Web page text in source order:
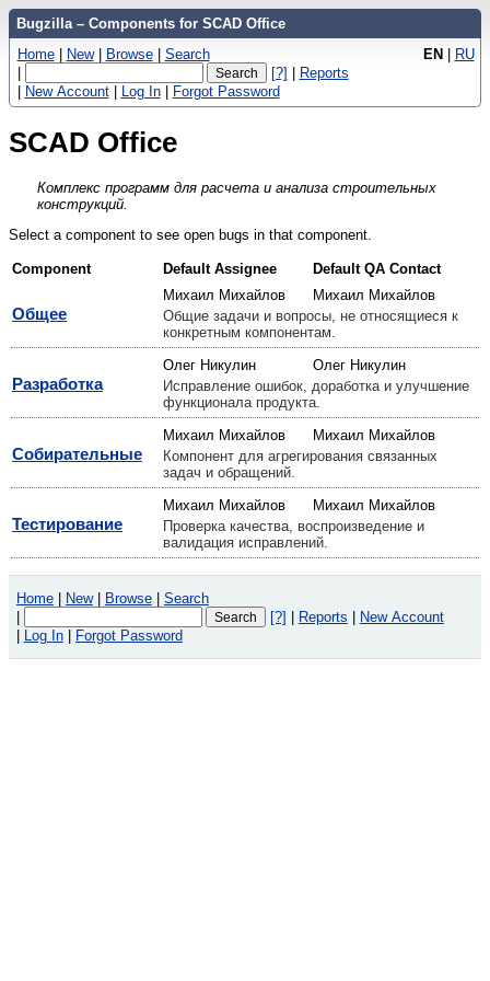
Bugzilla – Components for SCAD Office
EN | RU
Home | New | Browse | Search
|
[?] | Reports
| New Account | Log In | Forgot Password
SCAD Office
Комплекс программ для расчета и анализа строительных
конструкций.
Select a component to see open bugs in that component.
Component Default Assignee Default QA Contact
Общее
Михаил Михайлов
Михаил Михайлов
Общие задачи и вопросы, не относящиеся к
конкретным компонентам.
Разработка
Олег Никулин
Олег Никулин
Исправление ошибок, доработка и улучшение
функционала продукта.
Собирательные
Михаил Михайлов
Михаил Михайлов
Компонент для агрегирования связанных
задач и обращений.
Тестирование
Михаил Михайлов
Михаил Михайлов
Проверка качества, воспроизведение и
валидация исправлений.
Home New Browse
Search
[?] Reports
New Account
Log In Forgot Password